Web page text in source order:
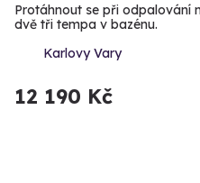
Protáhnout se při odpalování
dvě tři tempa v bazénu.
Karlovy Vary
12 190 Kč